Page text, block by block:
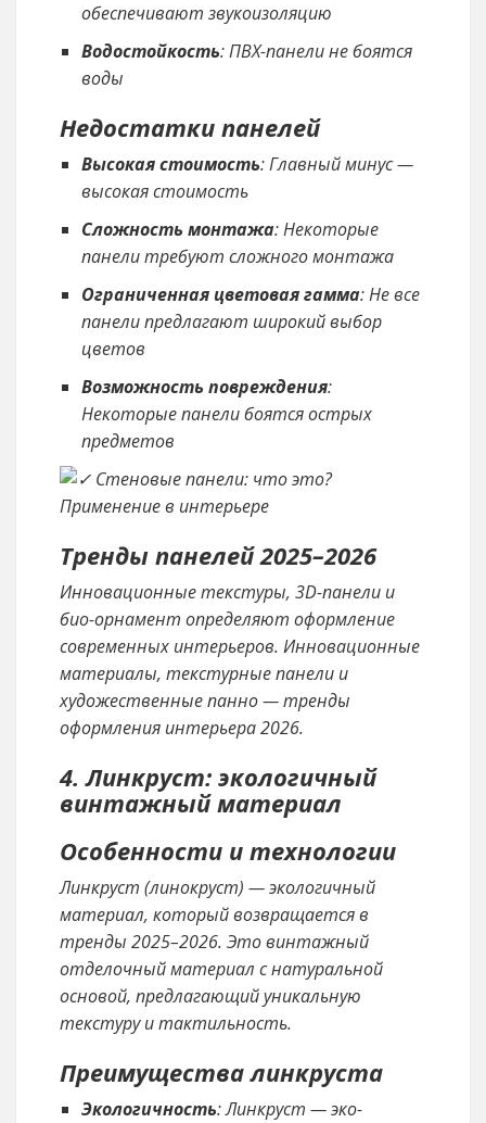
обеспечивают звукоизоляцию
Водостойкость: ПВХ-панели не боятся
воды
Недостатки панелей
Высокая стоимость: Главный минус —
высокая стоимость
Сложность монтажа: Некоторые
панели требуют сложного монтажа
Ограниченная цветовая гамма: Не все
панели предлагают широкий выбор
цветов
Возможность повреждения:
Некоторые панели боятся острых
предметов
Тренды панелей 2025–2026
Инновационные текстуры, 3D-панели и
био-орнамент определяют оформление
современных интерьеров. Инновационные
материалы, текстурные панели и
художественные панно — тренды
оформления интерьера 2026.
4. Линкруст: экологичный
винтажный материал
Особенности и технологии
Линкруст (линокруст) — экологичный
материал, который возвращается в
тренды 2025–2026. Это винтажный
отделочный материал с натуральной
основой, предлагающий уникальную
текстуру и тактильность.
Преимущества линкруста
Экологичность: Линкруст — эко-